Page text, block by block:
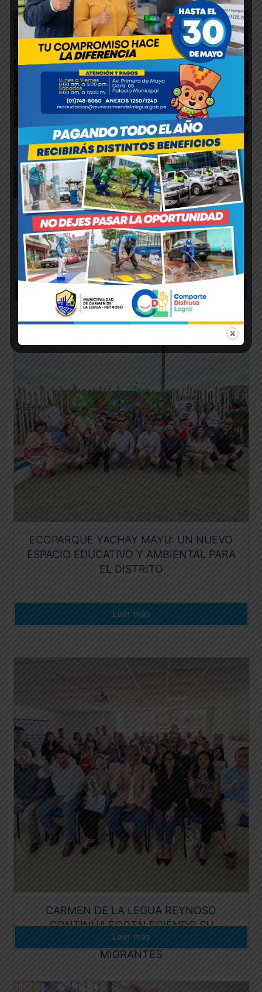
TOUR DE LA ALEGRÍA SIGUE LLEVANDO
DIVERSIÓN GRATUITA A LOS NIÑOS DEL
DISTRITO
Leer más
ECOPARQUE YACHAY MAYU: UN NUEVO
ESPACIO EDUCATIVO Y AMBIENTAL PARA
EL DISTRITO
Leer más
CARMEN DE LA LEGUA REYNOSO
CONTINÚA FORTALECIENDO SU
PROTOCOLO DE ATENCIÓN A PERSONAS
MIGRANTES
Leer más